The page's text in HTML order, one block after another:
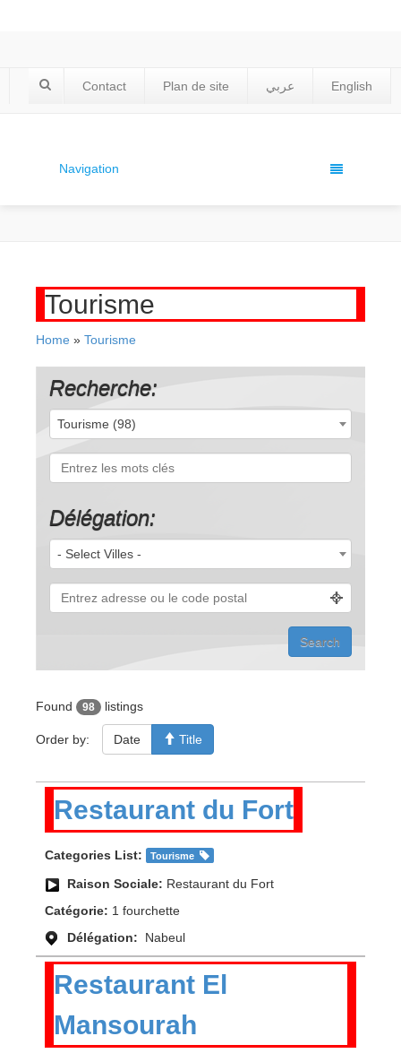
Contact Plan de site عربي English
Navigation
Tourisme
Home » Tourisme
Recherche:
Tourisme (98)
Délégation:
- Select Villes -
Found 98 listings
Order by: Date Title
Restaurant du Fort
Categories List: Tourisme
Raison Sociale: Restaurant du Fort
Catégorie: 1 fourchette
Délégation:
Nabeul
Restaurant El
Mansourah